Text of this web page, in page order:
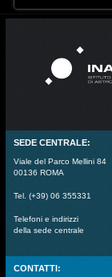
SEDE CENTRALE:
Viale del Parco Mellini 84
00136 ROMA
Tel. (+39) 06 355331
Telefoni e indirizzi
della sede centrale
CONTATTI: